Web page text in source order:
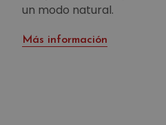
un modo natural.
Más información